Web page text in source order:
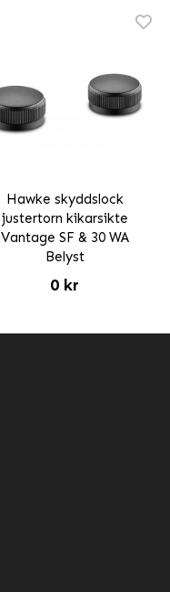
Hawke skyddslock
justertorn kikarsikte
Vantage SF & 30 WA
Belyst
0 kr